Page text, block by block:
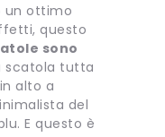
un ottimo
questo
sono
scatola tutta
alto a
del
E questo è